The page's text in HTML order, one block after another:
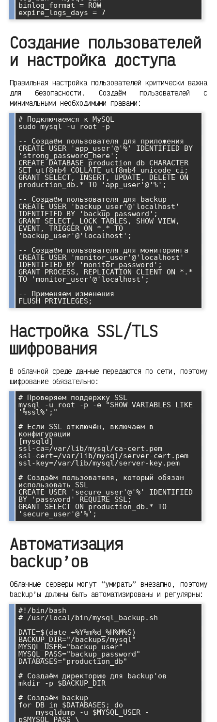
binlog_format = ROW
Создание пользователей
и настройка доступа
Правильная настройка пользователей критически важна
для безопасности. Создаём пользователей с
минимальными необходимыми правами:
# Подключаемся к MySQL
sudo mysql -u root -p
-- Создаём пользователя для приложения
CREATE USER 'app_user'@'%' IDENTIFIED BY
'strong_password_here';
CREATE DATABASE production_db CHARACTER
SET utf8mb4 COLLATE utf8mb4_unicode_ci;
GRANT SELECT, INSERT, UPDATE, DELETE ON
production_db.* TO 'app_user'@'%';
-- Создаём пользователя для backup
CREATE USER 'backup_user'@'localhost'
IDENTIFIED BY 'backup_password';
GRANT SELECT, LOCK TABLES, SHOW VIEW,
EVENT, TRIGGER ON *.* TO
'backup_user'@'localhost';
-- Создаём пользователя для мониторинга
CREATE USER 'monitor_user'@'localhost'
IDENTIFIED BY 'monitor_password';
GRANT PROCESS, REPLICATION CLIENT ON *.*
TO 'monitor_user'@'localhost';
-- Применяем изменения
Настройка SSL/TLS
шифрования
В облачной среде данные передаются по сети, поэтому
шифрование обязательно:
# Проверяем поддержку SSL
mysql -u root -p -e "SHOW VARIABLES LIKE
'%ssl%';"
# Если SSL отключён, включаем в
конфигурации
[mysqld]
ssl-ca=/var/lib/mysql/ca-cert.pem
ssl-cert=/var/lib/mysql/server-cert.pem
ssl-key=/var/lib/mysql/server-key.pem
# Создаём пользователя, который обязан
использовать SSL
CREATE USER 'secure_user'@'%' IDENTIFIED
BY 'password' REQUIRE SSL;
GRANT SELECT ON production_db.* TO
Автоматизация
backup’ов
Облачные серверы могут “умирать” внезапно, поэтому
backup’ы должны быть автоматизированы и регулярны:
#!/bin/bash
# /usr/local/bin/mysql_backup.sh
DATE=$(date +%Y%m%d_%H%M%S)
BACKUP_DIR="/backups/mysql"
MYSQL_USER="backup_user"
MYSQL_PASS="backup_password"
DATABASES="production_db"
# Создаём директорию для backup'ов
mkdir -p $BACKUP_DIR
# Создаём backup
for DB in $DATABASES; do
p$MYSQL_PASS \